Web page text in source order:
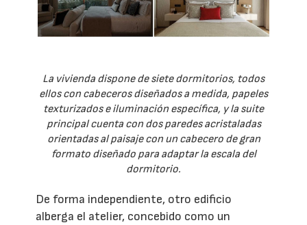
La vivienda dispone de siete dormitorios, todos
ellos con cabeceros diseñados a medida, papeles
texturizados e iluminación específica, y la suite
principal cuenta con dos paredes acristaladas
orientadas al paisaje con un cabecero de gran
formato diseñado para adaptar la escala del
dormitorio.
De forma independiente, otro edificio
alberga el atelier, concebido como un